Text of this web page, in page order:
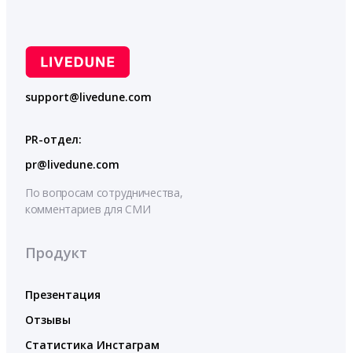
support@livedune.com
PR-отдел:
pr@livedune.com
По вопросам сотрудничества,
комментариев для СМИ
Продукт
Презентация
Отзывы
Статистика Инстаграм